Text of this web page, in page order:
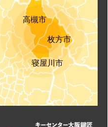
高槻市
枚方市
寝屋川市